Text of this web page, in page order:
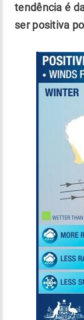
tendência é
ser positiva